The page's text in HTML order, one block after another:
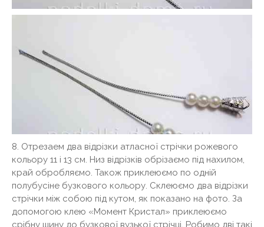
8. Отрезаем два відрізки атласної стрічки рожевого
кольору 11 і 13 см. Низ відрізків обрізаємо під нахилом,
край обробляємо. Також приклеюємо по одній
полубусіне бузкового кольору. Склеюємо два відрізки
стрічки між собою під кутом, як показано на фото. За
допомогою клею «Момент Кристал» приклеюємо
срібну шину до бузкової вузької стрічці. Робимо дві такі